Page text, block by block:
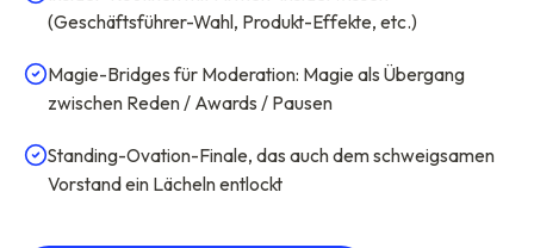
(Geschäftsführer-Wahl, Produkt-Effekte, etc.)
Magie-Bridges für Moderation: Magie als Übergang
zwischen Reden / Awards / Pausen
Standing-Ovation-Finale, das auch dem schweigsamen
Vorstand ein Lächeln entlockt